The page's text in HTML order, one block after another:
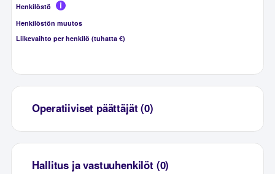
Henkilöstö
Henkilöstön muutos
Liikevaihto per henkilö (tuhatta €)
Operatiiviset päättäjät (0)
Hallitus ja vastuuhenkilöt (0)